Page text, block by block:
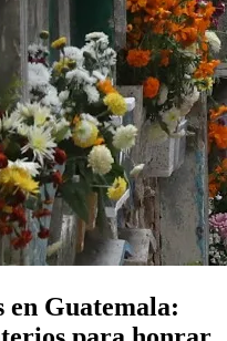
en Guatemala: